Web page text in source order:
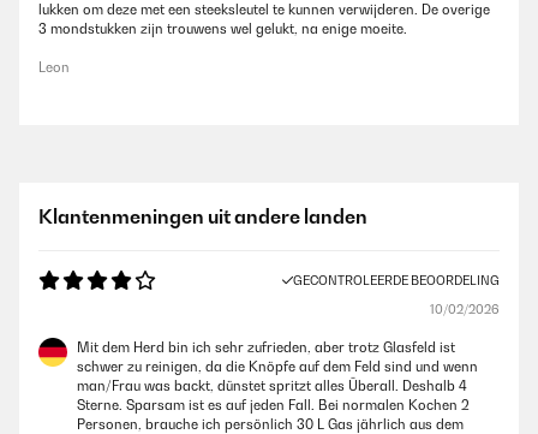
lukken om deze met een steeksleutel te kunnen verwijderen. De overige
3 mondstukken zijn trouwens wel gelukt, na enige moeite.
Leon
Klantenmeningen uit andere landen
GECONTROLEERDE BEOORDELING
10/02/2026
Mit dem Herd bin ich sehr zufrieden, aber trotz Glasfeld ist
schwer zu reinigen, da die Knöpfe auf dem Feld sind und wenn
man/Frau was backt, dünstet spritzt alles Überall. Deshalb 4
Sterne. Sparsam ist es auf jeden Fall. Bei normalen Kochen 2
Personen, brauche ich persönlich 30 L Gas jährlich aus dem